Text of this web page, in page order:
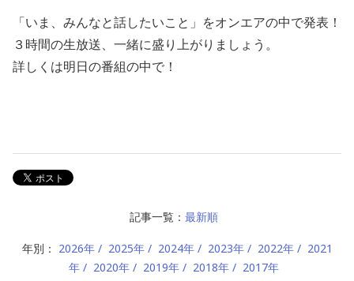
「いま、みんなと話したいこと」をオンエアの中で発表！
３時間の生放送、一緒に盛り上がりましょう。
詳しくは明日の番組の中で！
記事一覧： 最新順
年別： 2026年 2025年 2024年 2023年 2022年
2021
年
2020年 2019年 2018年 2017年